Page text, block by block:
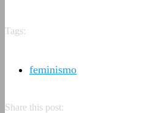
Tags:
feminismo
Share this post: